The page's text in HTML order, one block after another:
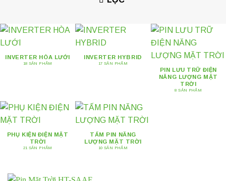
INVERTER HÒA LƯỚI
18 SẢN PHẨM
INVERTER HYBRID
17 SẢN PHẨM
PIN LƯU TRỮ ĐIỆN
NĂNG LƯỢNG MẶT
TRỜI
8 SẢN PHẨM
PHỤ KIỆN ĐIỆN MẶT
TRỜI
21 SẢN PHẨM
TẤM PIN NĂNG
LƯỢNG MẶT TRỜI
10 SẢN PHẨM